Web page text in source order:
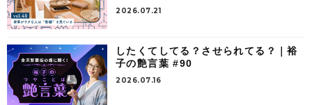
2026.07.21
したくてしてる？させられてる？｜裕
子の艶言葉 #90
2026.07.16